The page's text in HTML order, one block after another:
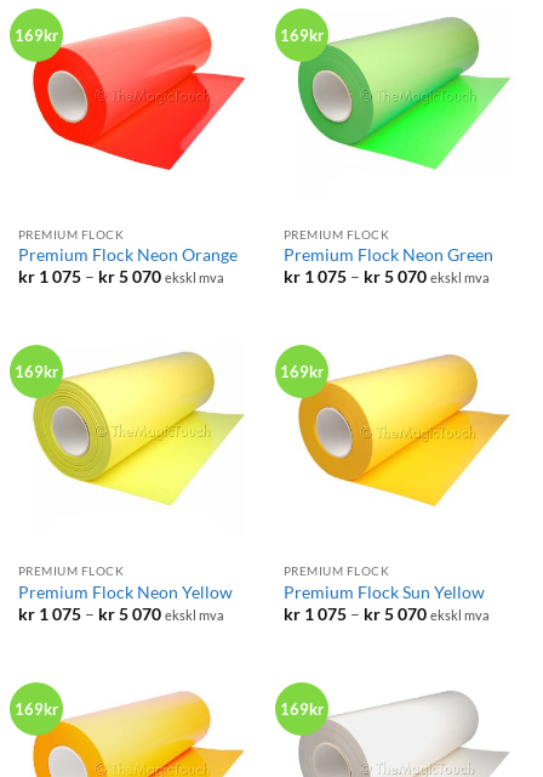
070
070
169kr
PREMIUM FLOCK
Premium Flock Neon Orange
kr1 075 – kr5 070Prisområde:
070
ekskl mva
169kr
PREMIUM FLOCK
Premium Flock Neon Green
kr1 075 – kr5 070Prisområde:
070
ekskl mva
169kr
PREMIUM FLOCK
Premium Flock Neon Yellow
kr1 075 – kr5 070Prisområde:
070
ekskl mva
169kr
PREMIUM FLOCK
Premium Flock Sun Yellow
kr1 075 – kr5 070Prisområde:
070
ekskl mva
169kr 169kr